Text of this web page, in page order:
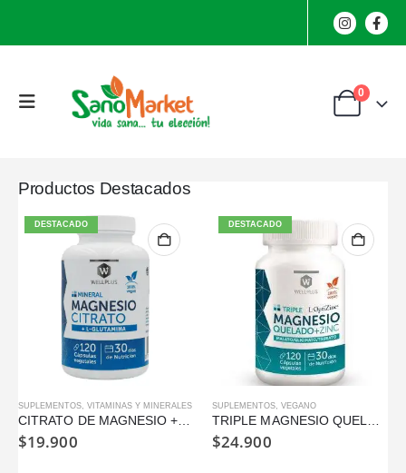
0
Productos Destacados
DESTACADO
SUPLEMENTOS VITAMINAS Y MINERALES
$19.900
DESTACADO
SUPLEMENTOS VEGANO
$24.900